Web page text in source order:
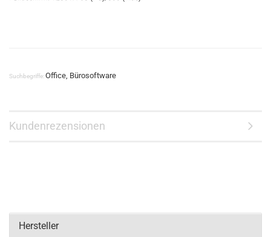
Suchbegriffe:Office, Bürosoftware
Kundenrezensionen
Hersteller